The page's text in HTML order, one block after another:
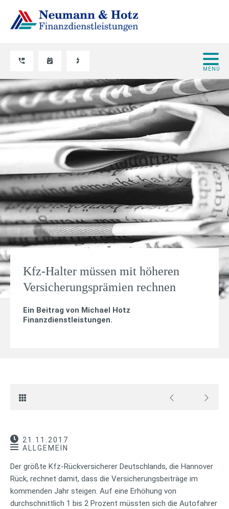
Kfz-Halter müssen mit höheren
Versicherungsprämien rechnen
Ein Beitrag von Michael Hotz
Finanzdienstleistungen.
21.11.2017
ALLGEMEIN
Der größte Kfz-Rückversicherer Deutschlands, die Hannover
Rück, rechnet damit, dass die Versicherungsbeiträge im
kommenden Jahr steigen. Auf eine Erhöhung von
durchschnittlich 1 bis 2 Prozent müssten sich die Autofahrer